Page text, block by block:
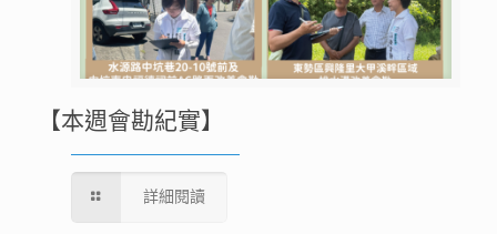
【本週會勘紀實】
詳細閱讀